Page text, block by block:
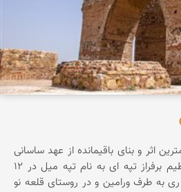
اثر و بنای باقيمانده از عهد ساسانی
است كه بقايای اين بنای عظيم برفراز تپه ای به نام تپه ميل در 12
به طرف ورامين و در روستای قلعه نو